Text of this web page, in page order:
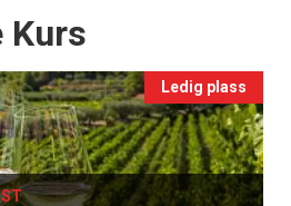
nyhetsbrev. Du
du ønsker å få
deg
Kurs
Ledig plass